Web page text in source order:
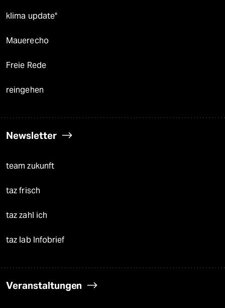
klima update°
Mauerecho
Freie Rede
reingehen
Newsletter
team zukunft
taz frisch
taz zahl ich
taz lab Infobrief
Veranstaltungen